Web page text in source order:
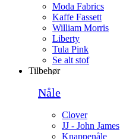
Moda Fabrics
Kaffe Fassett
William Morris
Liberty
Tula Pink
Se alt stof
Tilbehør
Nåle
Clover
JJ - John James
Knappenåle